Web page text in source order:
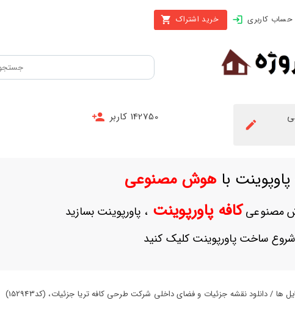
خرید اشتراک
142750 کاربر
باهوش مصنوعی
کافه پاورپوینت، پاورپوینت بسازید
ساخت پاورپوینت کلیک کنید
/ دانلود نقشه جزئیات و فضای داخلی شرکت طرحی کافه تریا جزئیات، (کد152943)